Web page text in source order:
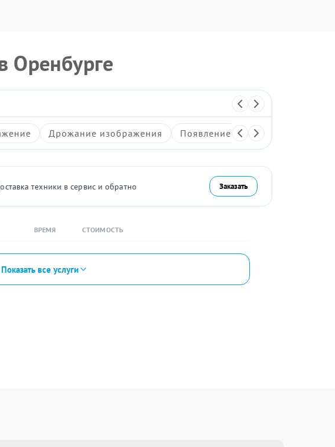
Оренбурге
Дрожание изображения Появление артефактов на
техники в сервис и обратно Заказать
ВРЕМЯ СТОИМОСТЬ
Показать все услуги